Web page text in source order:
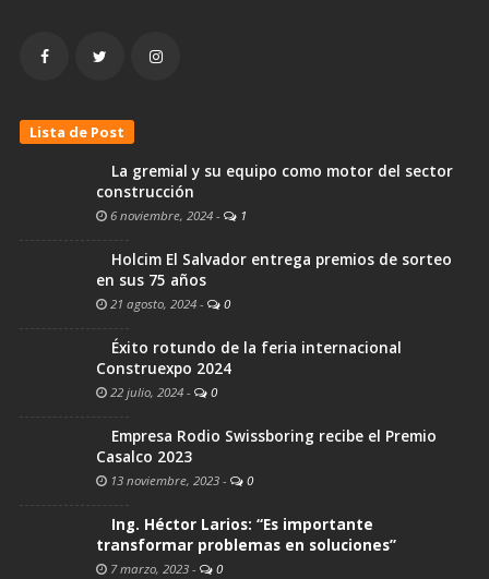
Lista de Post
La gremial y su equipo como motor del sector
construcción
6 noviembre, 2024 - 1
Holcim El Salvador entrega premios de sorteo
en sus 75 años
21 agosto, 2024 - 0
Éxito rotundo de la feria internacional
Construexpo 2024
22 julio, 2024 - 0
Empresa Rodio Swissboring recibe el Premio
Casalco 2023
13 noviembre, 2023 - 0
Ing. Héctor Larios: “Es importante
transformar problemas en soluciones”
7 marzo, 2023 - 0